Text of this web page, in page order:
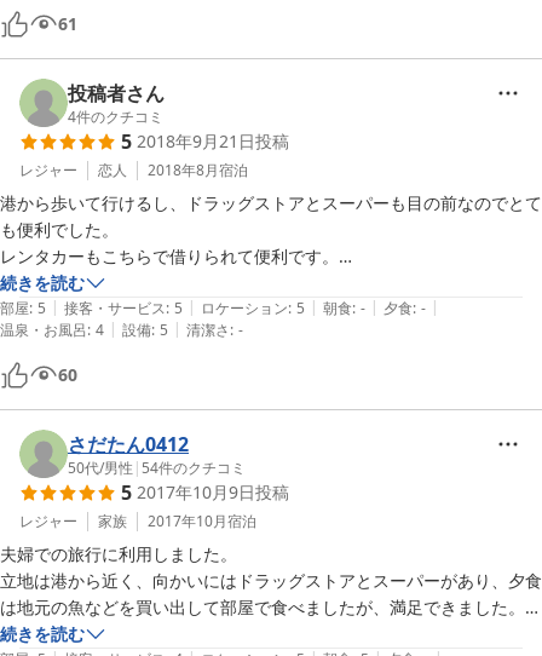
61
投稿者さん
4件のクチコミ
5 2018年9月21日投稿
レジャー 恋人 2018年8月宿泊
港から歩いて行けるし、ドラッグストアとスーパーも目の前なのでとて
も便利でした。
レンタカーもこちらで借りられて便利です。
共同でなくちゃんとバスルーム、トイレ付きなのが嬉しかったです。た
だ流れはそんなに良くなかったですが…。
お部屋にちゃんとドライヤー、冷蔵庫、ティッシュ、電気蚊取り、沢山
続きを読む
部屋: 5 | 接客・サービス: 5 | ロケーション: 5 | 朝食: - | 夕食: - |
温泉・お風呂: 4 | 設備: 5 | 清潔さ: -
60
さだたん0412
50代/男性 | 54件のクチコミ
5 2017年10月9日投稿
レジャー 家族 2017年10月宿泊
夫婦での旅行に利用しました。
立地は港から近く、向かいにはドラッグストアとスーパーがあり、夕食
は地元の魚などを買い出して部屋で食べましたが、満足できました。
続きを読む